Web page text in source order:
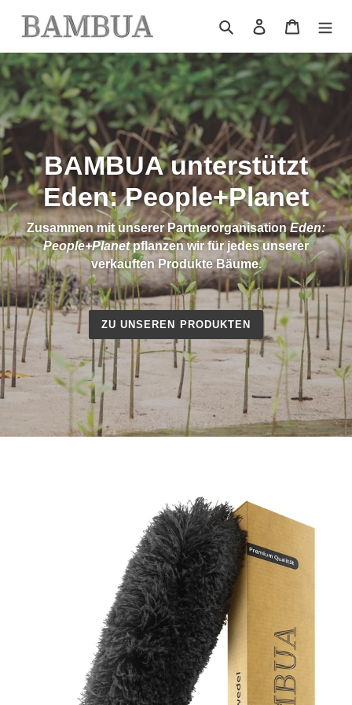
Inhalt
Suchen Einloggen
BAMBUA unterstützt
Eden: People+Planet
Zusammen mit unserer PartnerorganisationEden:
People+Planetpflanzen wir für jedes unserer
verkauften Produkte Bäume.
ZU UNSEREN PRODUKTEN